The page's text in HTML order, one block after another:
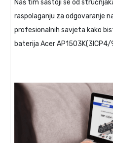
Naš tim sastoji se od
raspolaganju za odgovaranje
profesionalnih savjeta kako
baterija Acer AP1503K(3ICP4/